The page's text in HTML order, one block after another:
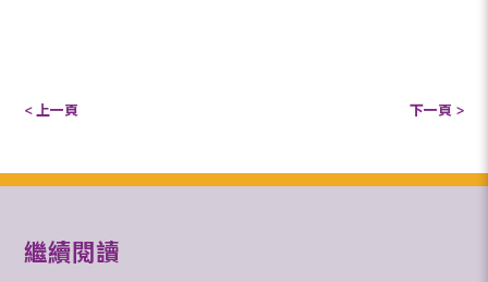
< 上一頁 下一頁 >
繼續閱讀